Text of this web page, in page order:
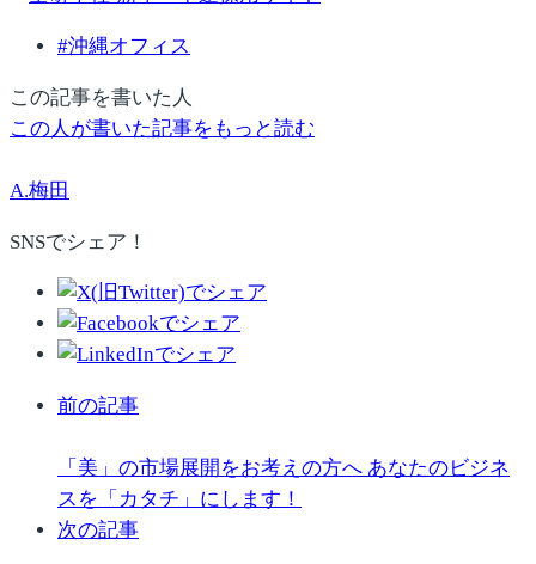
#沖縄オフィス
この記事を書いた人
この人が書いた記事をもっと読む
A.梅田
SNSでシェア！
前の記事
「美」の市場展開をお考えの方へ あなたのビジネ
スを「カタチ」にします！
次の記事